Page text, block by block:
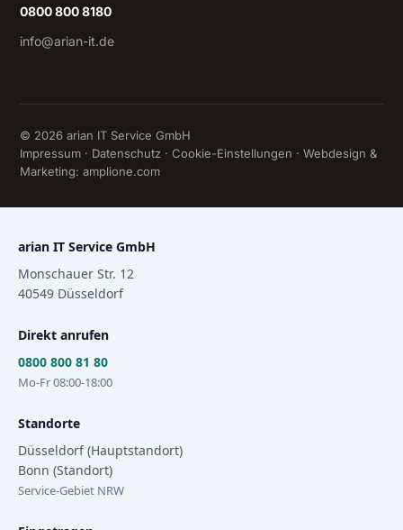
0800 800 8180
info@arian-it.de
© 2026 arian IT Service GmbH
Impressum · Datenschutz · Cookie-Einstellungen · Webdesign &
Marketing: amplione.com
arian IT Service GmbH
Monschauer Str. 12
40549 Düsseldorf
Direkt anrufen
0800 800 81 80
Mo-Fr 08:00-18:00
Standorte
Düsseldorf (Hauptstandort)
Bonn (Standort)
Service-Gebiet NRW